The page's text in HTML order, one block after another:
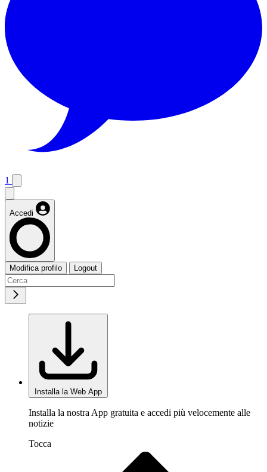
1
Accedi
Modifica profilo Logout
Installa la Web App
Installa la nostra App gratuita e accedi più velocemente alle
notizie
Tocca